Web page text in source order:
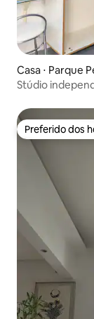
Casa ⋅ Parque
Stúdio
Preferido dos
Preferido dos